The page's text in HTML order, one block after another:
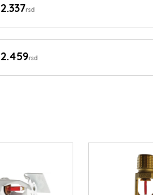
2.337rsd
2.459rsd